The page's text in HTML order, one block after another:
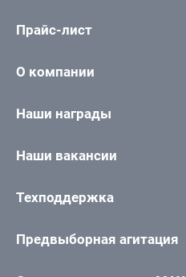
Прайс-лист
О компании
Наши награды
Наши вакансии
Техподдержка
Предвыборная агитация